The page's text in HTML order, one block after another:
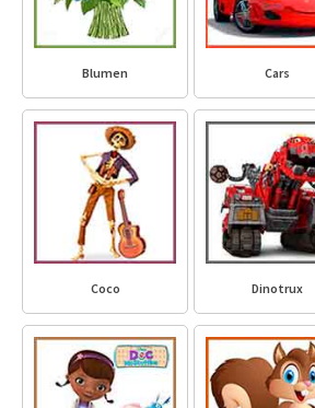
Blumen Cars
Coco Dinotrux